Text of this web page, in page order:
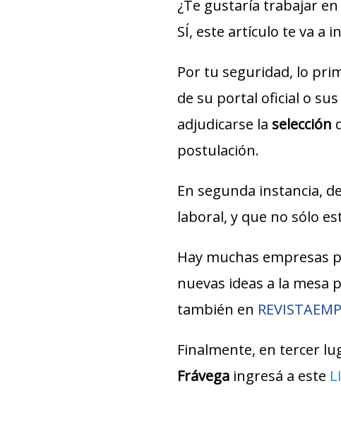
¿Te gustaría trabajar en
SÍ, este artículo te va a
Por tu seguridad, lo
de su portal oficial o
adjudicarse la selección
postulación.
En segunda instancia,
laboral, y que no sólo
Hay muchas empresas
nuevas ideas a la
también en
Finalmente, en tercer
Frávegaingresá a este